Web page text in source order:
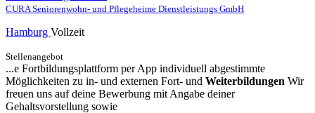
CURA Seniorenwohn- und Pflegeheime Dienstleistungs GmbH
Hamburg Vollzeit
Stellenangebot
...e Fortbildungsplattform per App individuell abgestimmte
Möglichkeiten zu in- und externen Fort- und Weiterbildungen Wir
freuen uns auf deine Bewerbung mit Angabe deiner
Gehaltsvorstellung sowie